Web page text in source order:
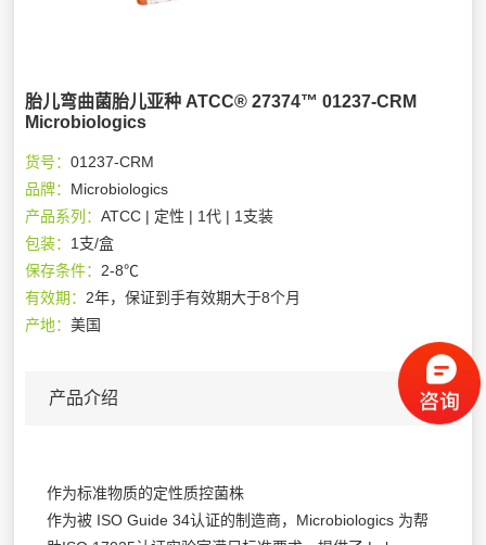
胎儿弯曲菌胎儿亚种 ATCC® 27374™ 01237-CRM
Microbiologics
货号：01237-CRM
品牌： Microbiologics
产品系列：ATCC | 定性 | 1代 | 1支装
包装： 1支/盒
保存条件： 2-8℃
有效期： 2年，保证到手有效期大于8个月
产地：美国
产品介绍
作为标准物质的定性质控菌株
作为被 ISO Guide 34认证的制造商，Microbiologics 为帮